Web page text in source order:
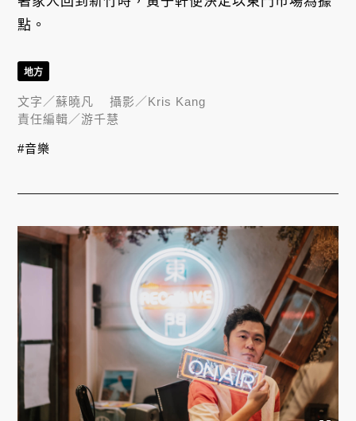
點。
地方
文字／蘇曉凡 攝影／Kris Kang
責任編輯／游千慧
#音樂